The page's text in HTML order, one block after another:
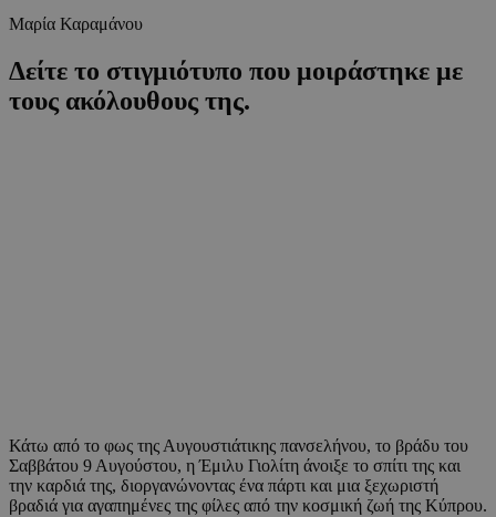
Μαρία Καραμάνου
Δείτε το στιγμιότυπο που μοιράστηκε με
τους ακόλουθους της.
Κάτω από το φως της Αυγουστιάτικης πανσελήνου, το βράδυ του
Σαββάτου 9 Αυγούστου, η Έμιλυ Γιολίτη άνοιξε το σπίτι της και
την καρδιά της, διοργανώνοντας ένα πάρτι και μια ξεχωριστή
βραδιά για αγαπημένες της φίλες από την κοσμική ζωή της Κύπρου.